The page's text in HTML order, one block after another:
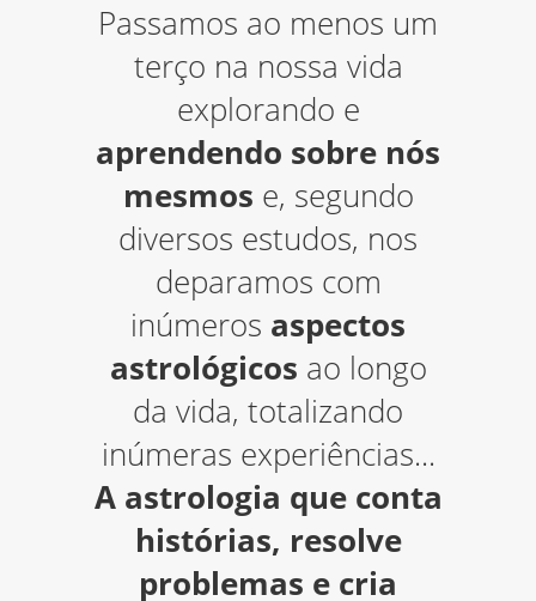
Passamos ao menos um
terço na nossa vida
explorando e
aprendendo sobre nós
mesmos e, segundo
diversos estudos, nos
deparamos com
inúmeros aspectos
astrológicos ao longo
da vida, totalizando
inúmeras experiências...
A astrologia que conta
histórias, resolve
problemas e cria